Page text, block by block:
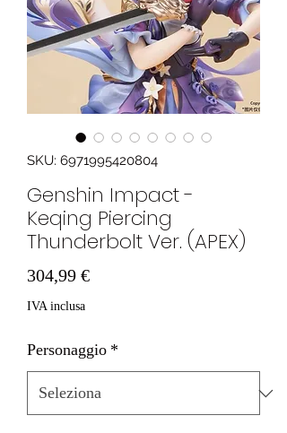
SKU: 6971995420804
Genshin Impact -
Keqing Piercing
Thunderbolt Ver. (APEX)
304,99 €Prezzo
IVA inclusa
Personaggio *